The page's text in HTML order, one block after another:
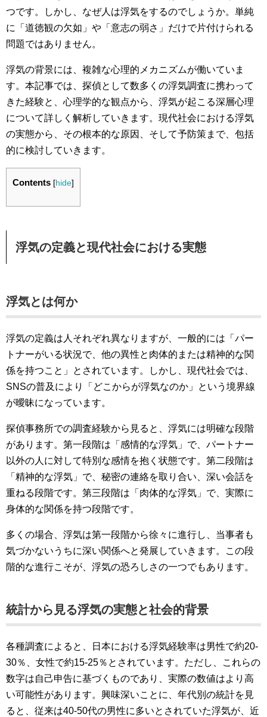
つです。しかし、なぜ人は浮気をするのでしょうか。単純
に「道徳観の欠如」や「意志の弱さ」だけで片付けられる
問題ではありません。
浮気の背景には、複雑な心理的メカニズムが働いていま
す。本記事では、探偵として数多くの浮気調査に携わって
きた経験と、心理学的な観点から、浮気が起こる深層心理
について詳しく解析していきます。現代社会における浮気
の実態から、その根本的な原因、そして予防策まで、包括
的に検討していきます。
Contents [hide]
浮気の定義と現代社会における実態
浮気とは何か
浮気の定義は人それぞれ異なりますが、一般的には「パー
トナーがいる状況で、他の異性と肉体的または精神的な関
係を持つこと」とされています。しかし、現代社会では、
SNSの普及により「どこからが浮気なのか」という境界線
が曖昧になっています。
探偵事務所での調査経験から見ると、浮気には明確な段階
があります。第一段階は「感情的な浮気」で、パートナー
以外の人に対して特別な感情を抱く状態です。第二段階は
「精神的な浮気」で、秘密の連絡を取り合い、深い会話を
重ねる段階です。第三段階は「肉体的な浮気」で、実際に
身体的な関係を持つ段階です。
多くの場合、浮気は第一段階から徐々に進行し、当事者も
気づかないうちに深い関係へと発展していきます。この段
階的な進行こそが、浮気の恐ろしさの一つでもあります。
統計から見る浮気の実態と社会的背景
各種調査によると、日本における浮気経験率は男性で約20-
30％、女性で約15-25％とされています。ただし、これらの
数字は自己申告に基づくものであり、実際の数値はより高
い可能性があります。興味深いことに、年代別の統計を見
ると、従来は40-50代の男性に多いとされていた浮気が、近